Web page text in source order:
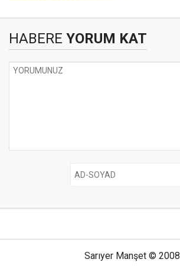
HABERE YORUM KAT
Sarıyer Manşet © 2008